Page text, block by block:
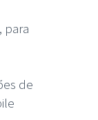
para
de